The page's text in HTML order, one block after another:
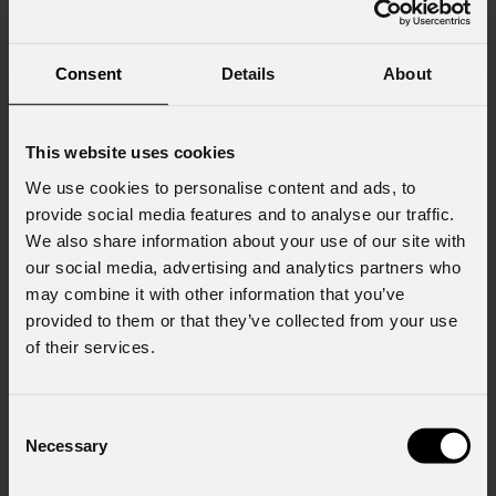
Consent Details About
This website uses cookies
We use cookies to personalise content and ads, to
provide social media features and to analyse our traffic.
We also share information about your use of our site with
our social media, advertising and analytics partners who
may combine it with other information that you’ve
provided to them or that they’ve collected from your use
of their services.
Selection
Necessary
Email*
Nome Azienda
Stato*